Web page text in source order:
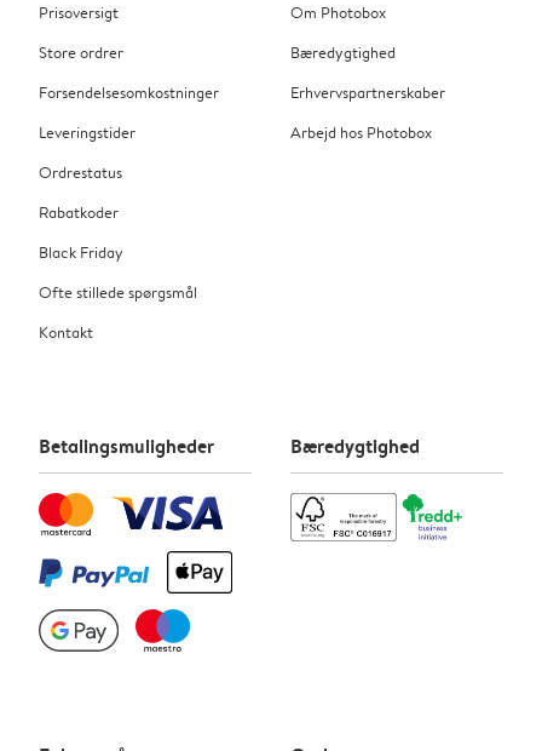
Prisoversigt
Store ordrer
Forsendelsesomkostninger
Leveringstider
Ordrestatus
Rabatkoder
Black Friday
Ofte stillede spørgsmål
Kontakt
Om Photobox
Bæredygtighed
Erhvervspartnerskaber
Arbejd hos Photobox
Betalingsmuligheder Bæredygtighed